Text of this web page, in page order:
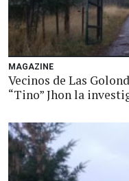
MAGAZINE
Vecinos de Las
“Tino” Jhon la